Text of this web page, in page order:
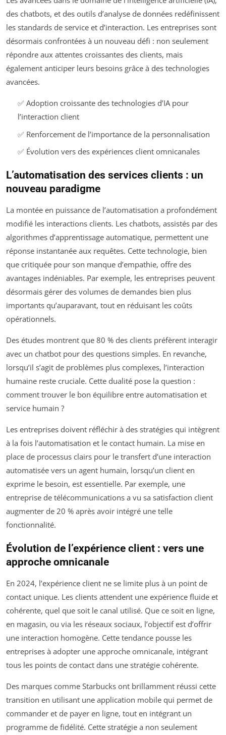
des chatbots, et des outils d’analyse de données redéfinissent
les standards de service et d’interaction. Les entreprises sont
désormais confrontées à un nouveau défi : non seulement
répondre aux attentes croissantes des clients, mais
également anticiper leurs besoins grâce à des technologies
avancées.
✅ Adoption croissante des technologies d’IA pour
l’interaction client
✅ Renforcement de l’importance de la personnalisation
✅ Évolution vers des expériences client omnicanales
L’automatisation des services clients : un
nouveau paradigme
La montée en puissance de l’automatisation a profondément
modifié les interactions clients. Les chatbots, assistés par des
algorithmes d’apprentissage automatique, permettent une
réponse instantanée aux requêtes. Cette technologie, bien
que critiquée pour son manque d’empathie, offre des
avantages indéniables. Par exemple, les entreprises peuvent
désormais gérer des volumes de demandes bien plus
importants qu’auparavant, tout en réduisant les coûts
opérationnels.
Des études montrent que 80 % des clients préfèrent interagir
avec un chatbot pour des questions simples. En revanche,
lorsqu’il s’agit de problèmes plus complexes, l’interaction
humaine reste cruciale. Cette dualité pose la question :
comment trouver le bon équilibre entre automatisation et
service humain ?
Les entreprises doivent réfléchir à des stratégies qui intègrent
à la fois l’automatisation et le contact humain. La mise en
place de processus clairs pour le transfert d’une interaction
automatisée vers un agent humain, lorsqu’un client en
exprime le besoin, est essentielle. Par exemple, une
entreprise de télécommunications a vu sa satisfaction client
augmenter de 20 % après avoir intégré une telle
fonctionnalité.
Évolution de l’expérience client : vers une
approche omnicanale
En 2024, l’expérience client ne se limite plus à un point de
contact unique. Les clients attendent une expérience fluide et
cohérente, quel que soit le canal utilisé. Que ce soit en ligne,
en magasin, ou via les réseaux sociaux, l’objectif est d’offrir
une interaction homogène. Cette tendance pousse les
entreprises à adopter une approche omnicanale, intégrant
tous les points de contact dans une stratégie cohérente.
Des marques comme Starbucks ont brillamment réussi cette
transition en utilisant une application mobile qui permet de
commander et de payer en ligne, tout en intégrant un
programme de fidélité. Cette stratégie a non seulement